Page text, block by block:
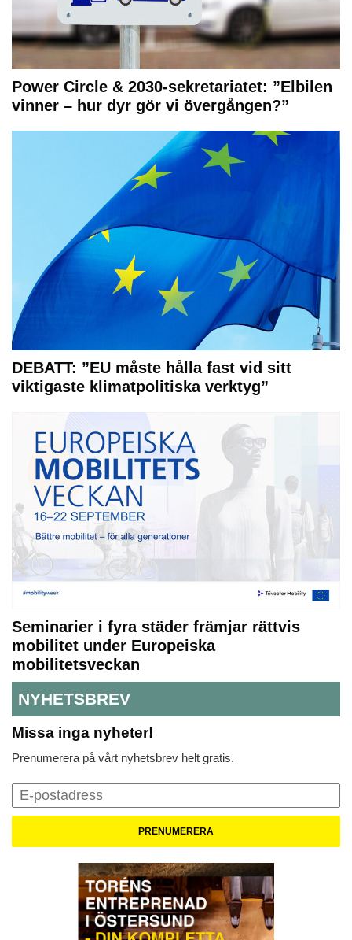
Power Circle & 2030-sekretariatet: ”Elbilen
vinner – hur dyr gör vi övergången?”
DEBATT: ”EU måste hålla fast vid sitt
viktigaste klimatpolitiska verktyg”
Seminarier i fyra städer främjar rättvis
mobilitet under Europeiska
mobilitetsveckan
NYHETSBREV
Missa inga nyheter!
Prenumerera på vårt nyhetsbrev helt gratis.